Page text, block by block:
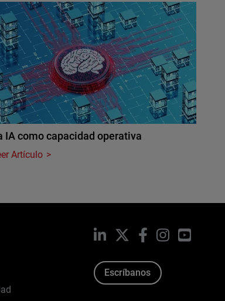
IA como capacidad operativa
Artículo
LinkedIn Facebook
Instagram
Escríbanos